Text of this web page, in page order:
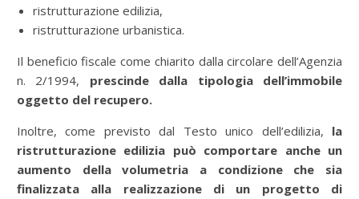
ristrutturazione edilizia,
ristrutturazione urbanistica.
Il beneficio fiscale come chiarito dalla circolare dell’Agenzia
n. 2/1994, prescinde dalla tipologia dell’immobile
oggetto del recupero.
Inoltre, come previsto dal Testo unico dell’edilizia, la
ristrutturazione edilizia può comportare anche un
aumento della volumetria a condizione che sia
finalizzata alla realizzazione di un progetto di